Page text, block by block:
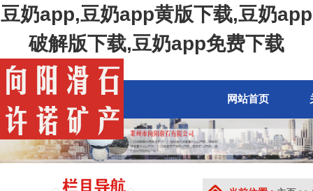
豆奶app,豆奶app黄版下载,豆奶app
破解版下载,豆奶app免费下载
网站首页